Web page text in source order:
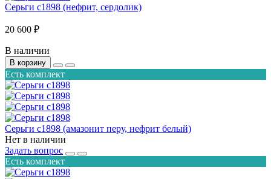
Серьги с1898 (нефрит, сердолик)
20 600 ₽
В наличии
В корзину
Есть комплект
Серьги с1898 (амазонит перу, нефрит белый)
Нет в наличии
Задать вопрос
Есть комплект